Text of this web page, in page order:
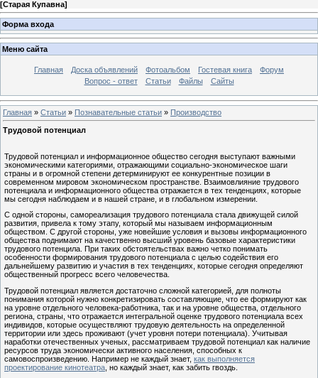
[Старая Купавна]
Форма входа
Меню сайта
Главная Доска объявлений Фотоальбом Гостевая книга
Форум
Вопрос - ответ
Статьи Файлы Сайты
Главная » Статьи » Познавательные статьи » Производство
Трудовой потенциал
Трудовой потенциал и информационное общество сегодня выступают важными
экономическими категориями, отражающими социально-экономическое шаги
страны и в огромной степени детерминируют ее конкурентные позиции в
современном мировом экономическом пространстве. Взаимовлияние трудового
потенциала и информационного общества отражается в тех тенденциях, которые
мы сегодня наблюдаем и в нашей стране, и в глобальном измерении.
С одной стороны, самореализация трудового потенциала стала движущей силой
развития, привела к тому этапу, который мы называем информационным
обществом. С другой стороны, уже новейшие условия и вызовы информационного
общества поднимают на качественно высший уровень базовые характеристики
трудового потенцила. При таких обстоятельствах важно четко понимать
особенности формирования трудового потенциала с целью содействия его
дальнейшему развитию и участия в тех тенденциях, которые сегодня определяют
общественный прогресс всего человечества.
Трудовой потенциал является достаточно сложной категорией, для полноты
понимания которой нужно конкретизировать составляющие, что ее формируют как
на уровне отдельного человека-работника, так и на уровне общества, отдельного
региона, страны, что отражается интегральной оценке трудового потенциала всех
индивидов, которые осуществляют трудовую деятельность на определенной
территории или здесь проживают (учет уровня потери потенциала). Учитывая
наработки отечественных ученых, рассматриваем трудовой потенциал как наличие
ресурсов труда экономически активного населения, способных к
самовоспроизведению. Например не каждый знает, как выполняется
проектирование кинотеатра , но каждый знает, как забить гвоздь.